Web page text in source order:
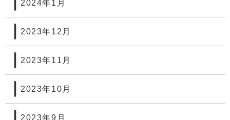
2024年1月
2023年12月
2023年11月
2023年10月
2023年9月